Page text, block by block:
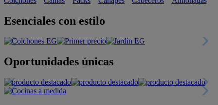
Esenciales con estilo
Oportunidades únicas